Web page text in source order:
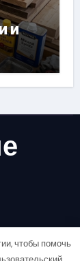
и
чтобы помочь